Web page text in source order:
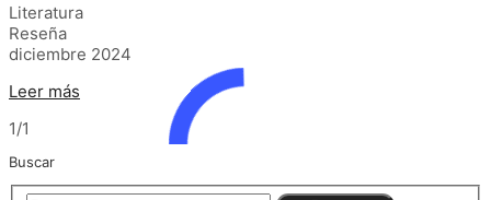
Literatura
Reseña
diciembre 2024
Leer más
1/1
Buscar